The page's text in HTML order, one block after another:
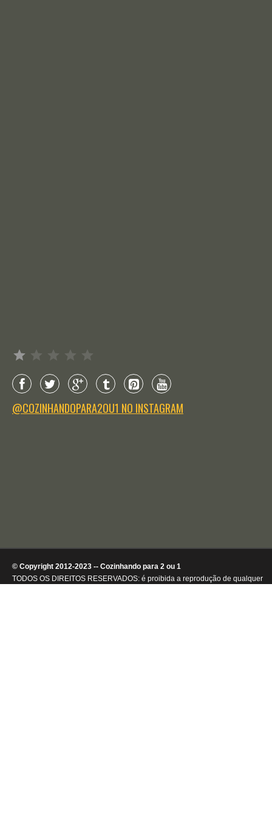
@COZINHANDOPARA2OU1 NO INSTAGRAM
© Copyright 2012-2023 -- Cozinhando para 2 ou 1
TODOS OS DIREITOS RESERVADOS: é proibida a reprodução de qualquer